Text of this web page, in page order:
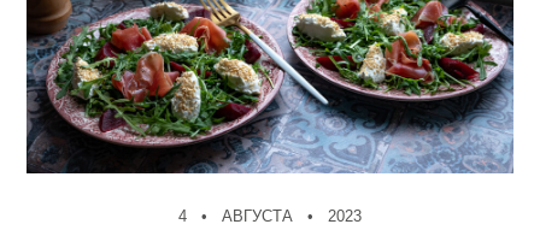
4 АВГУСТА 2023